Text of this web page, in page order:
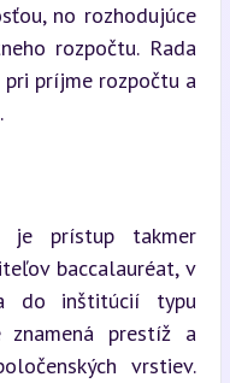
no rozhodujúce
rozpočtu. Rada
pri príjme rozpočtu a
je prístup takmer
baccalauréat, v
do inštitúcií typu
znamená prestíž a
vrstiev.